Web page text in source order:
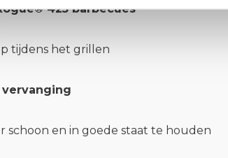
425 barbecues
tijdens het grillen
schoon en in goede staat te houden